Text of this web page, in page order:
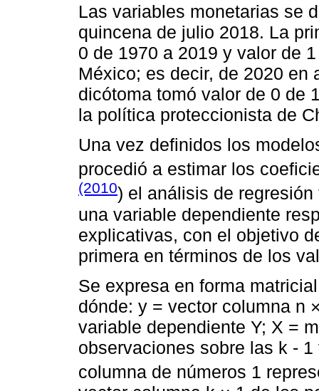
Las variables monetarias se
quincena de julio 2018. La
0 de 1970 a 2019 y valor de
México; es decir, de 2020 en
dicótoma tomó valor de 0 de
la política proteccionista de
Una vez definidos los
procedió a estimar los
(2010) el análisis de
una variable dependiente
explicativas, con el objetivo
primera en términos de los
Se expresa en forma
dónde: y = vector columna n
variable dependiente Y; X =
observaciones sobre las k -
columna de números 1